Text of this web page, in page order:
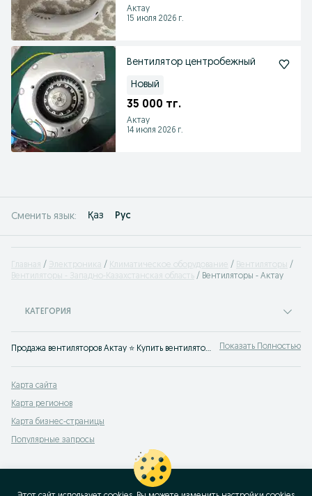
Актау
15 июля 2026 г.
Вентилятор центробежный
Новый
35 000 тг.
Актау
14 июля 2026 г.
Сменить язык: Қаз Рус
Главная Электроника Климатическое оборудование
Вентиляторы
Вентиляторы - Западно-Казахстанская область
Вентиляторы - Актау
КАТЕГОРИЯ
Продажа вентиляторов Актау ⭐ Купить вентиляторы для дома новые и б/у по выгодной цене ✔️ Большой выбор климатической техники на OLX.kz! Показать Полностью
Карта сайта
Карта регионов
Карта бизнес-страницы
Популярные запросы